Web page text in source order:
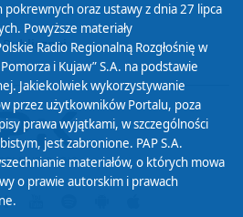
oraz ustawy z dnia 27 lipca
Powyższe materiały
Radio Regionalną Rozgłośnię w
i Kujaw” S.A. na podstawie
Jakiekolwiek wykorzystywanie
przez użytkowników Portalu, poza
prawa wyjątkami, w szczególności
jest zabronione. PAP S.A.
materiałów, o których mowa
o prawie autorskim i prawach